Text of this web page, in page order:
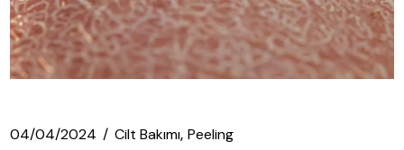
04/04/2024 Cilt Bakımı Peeling